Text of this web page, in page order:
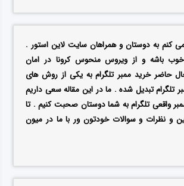
کنم به دوستان و همراهان سایت لاین استور .
خوب باشه و از ویروس منحوس کرونا در امان
حاضر خرید ممبر تلگرام به یکی از روش های
تلگرام تبدیل شده . ما در این مقاله سعی داریم
واقعی تلگرام به شما دوستان صحبت کنیم . تا
و نظرات و سوالات خودتون ور با ما در میون